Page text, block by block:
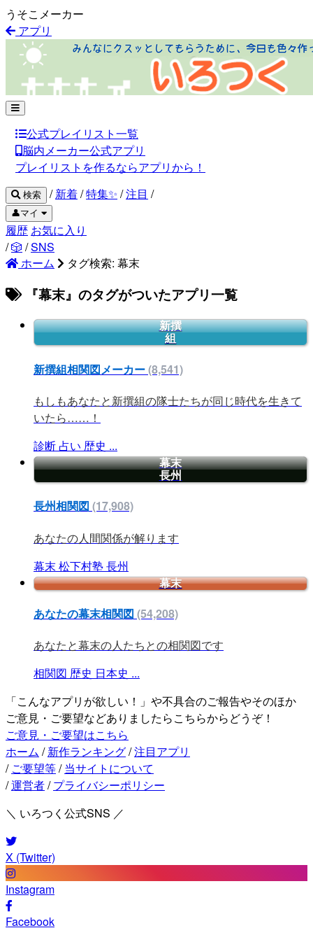
うそこメーカー
アプリ
公式プレイリスト一覧
脳内メーカー公式アプリ
プレイリストを作るならアプリから！
検索 / 新着/特集✨ /注目 /
👤マイ
履歴 お気に入り
/🎲 /SNS
ホーム
タグ検索: 幕末
『幕末』のタグがついたアプリ一覧
新撰
組
新撰組相関図メーカー(8,541)
もしもあなたと新撰組の隊士たちが同じ時代を生きて
いたら……！
診断 占い 歴史 ...
幕末
長州
長州相関図 (17,908)
あなたの人間関係が解ります
幕末 松下村塾長州
幕末
あなたの幕末相関図 (54,208)
あなたと幕末の人たちとの相関図です
相関図 歴史 日本史 ...
「こんなアプリが欲しい！」や不具合のご報告やそのほか
ご意見・ご要望などありましたらこちらからどうぞ！
ご意見・ご要望はこちら
ホーム / 新作ランキング/注目アプリ
/ ご要望等/ 当サイトについて
/運営者/ プライバシーポリシー
＼ いろつく公式SNS ／
X (Twitter)
Instagram
Facebook